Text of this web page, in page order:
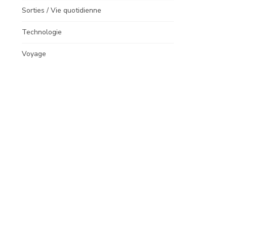
Sorties / Vie quotidienne
Technologie
Voyage